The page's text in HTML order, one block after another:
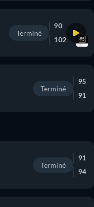
Terminé
90
102
Terminé
95
91
Terminé
91
94